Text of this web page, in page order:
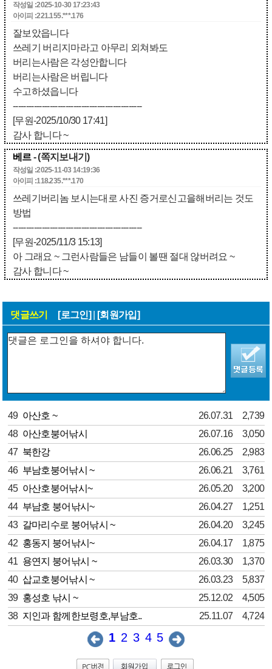
작성일 :2025-10-30 17:23:43
아이피 :221.155.***.176
잘보았읍니다
쓰레기 버리지마라고 아무리 외쳐봐도
버리는사람은 각성안합니다
버리는사람은 버립니다
수고하셨읍니다
-------------------------------------------------
[무원-2025/10/30 17:41]
감사 합니다 ~
베르- (쪽지보내기)
작성일 :2025-11-03 14:19:36
아이피 :118.235.***.170
쓰레기버리놈 보시는대로 사진 증거로신고을해버리는 것도
방법
-------------------------------------------------
[무원-2025/11/3 15:13]
아 그래요 ~ 그런사람들은 남들이 볼땐 절대 않버려요 ~
감사 합니다 ~
댓글쓰기 [로그인] [회원가입]
49 아산호 ~ 26.07.31
2,739
48 아산호붕어낚시 26.07.16
3,050
47 북한강 26.06.25
2,983
46 부남호붕어낚시 ~ 26.06.21
3,761
45 아산호붕어낚시~ 26.05.20
3,200
44 부남호 붕어낚시~ 26.04.27
1,251
43 갈마리수로 붕어낚시 ~ 26.04.20
3,245
42 홍동지 붕어낚시~ 26.04.17
1,875
41 용연지 붕어낚시 ~ 26.03.30
1,370
40 삽교호붕어낚시 ~ 26.03.23
5,837
39 홍성호 낚시 ~ 25.12.02
4,505
38 지인과 함께한보령호,부남호.. 25.11.07 4,724
1 2 3 4 5